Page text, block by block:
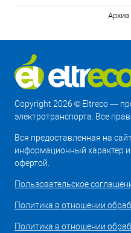
Copyright 2026 © Eltreco —
электротранспорта. Все
Вся предоставленная на
информационный характер и
офертой.
Пользовательское
Политика в отношении
Политика в отношении